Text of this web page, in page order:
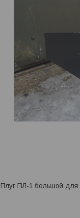
Плуг ПЛ-1 большой для